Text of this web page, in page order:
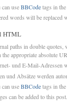
useBBCodetags in
words will be replaced
HTML
paths in double quotes,
the appropriate absolute
und E-Mail-Adressen
und Absätze werden
useBBCodetags in
can be added to this post.